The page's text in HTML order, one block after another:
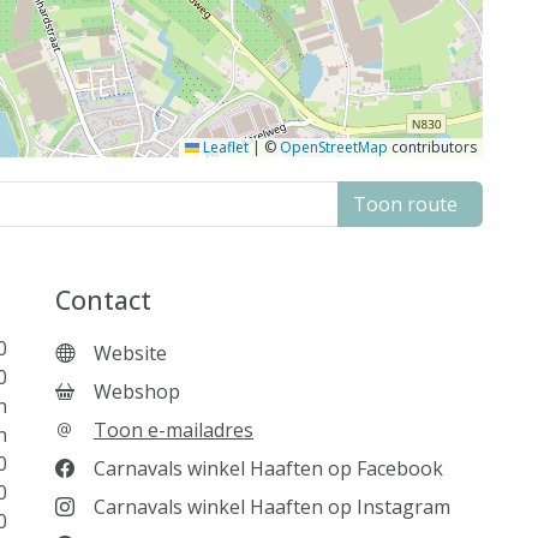
Leaflet| © OpenStreetMap contributors
Toon route
Contact
Website
Webshop
Toon e-mailadres
Carnavals winkel Haaften op Facebook
Carnavals winkel Haaften op Instagram